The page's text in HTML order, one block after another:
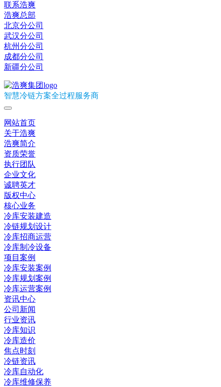
联系浩爽
浩爽总部
北京分公司
武汉分公司
杭州分公司
成都分公司
新疆分公司
智慧冷链方案全过程服务商
网站首页
关于浩爽
浩爽简介
资质荣誉
执行团队
企业文化
诚聘英才
版权中心
核心业务
冷库安装建造
冷链规划设计
冷库招商运营
冷库制冷设备
项目案例
冷库安装案例
冷库规划案例
冷库运营案例
资讯中心
公司新闻
行业资讯
冷库知识
冷库造价
焦点时刻
冷链资讯
冷库自动化
冷库维修保养